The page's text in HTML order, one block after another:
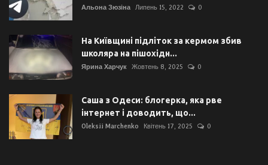
Альона Зюзіна Липень 15, 2022 0
На Київщині підліток за кермом збив
школяра на пішохідн...
Ярина Харчук Жовтень 8, 2025 0
Саша з Одеси: блогерка, яка рве
інтернет і доводить, що...
Oleksii Marchenko Квітень 17, 2025 0